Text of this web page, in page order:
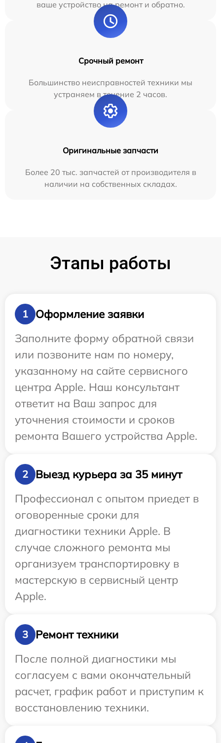
ваше устройство на ремонт и обратно.
Срочный ремонт
Большинство неисправностей техники мы
устраняем в течение 2 часов.
Оригинальные запчасти
Более 20 тыс. запчастей от производителя в
наличии на собственных складах.
Этапы работы
1
Оформление заявки
Заполните форму обратной связи
или позвоните нам по номеру,
указанному на сайте сервисного
центра Apple. Наш консультант
ответит на Ваш запрос для
уточнения стоимости и сроков
ремонта Вашего устройства Apple.
2
Выезд курьера за 35 минут
Профессионал с опытом приедет в
оговоренные сроки для
диагностики техники Apple. В
случае сложного ремонта мы
организуем транспортировку в
мастерскую в сервисный центр
Apple.
3
Ремонт техники
После полной диагностики мы
согласуем с вами окончательный
расчет, график работ и приступим к
восстановлению техники.